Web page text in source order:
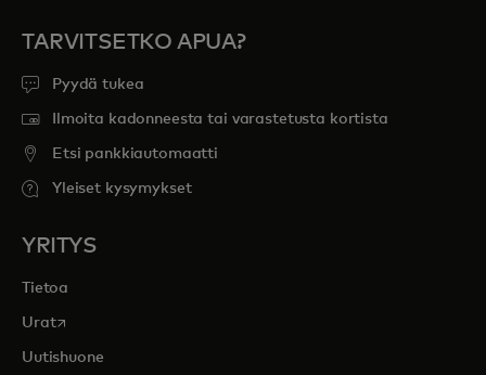
TARVITSETKO APUA?
Pyydä tukea
Ilmoita kadonneesta tai varastetusta kortista
Etsi pankkiautomaatti
Yleiset kysymykset
YRITYS
Tietoa
Uratopens in a new tab
Uutishuone